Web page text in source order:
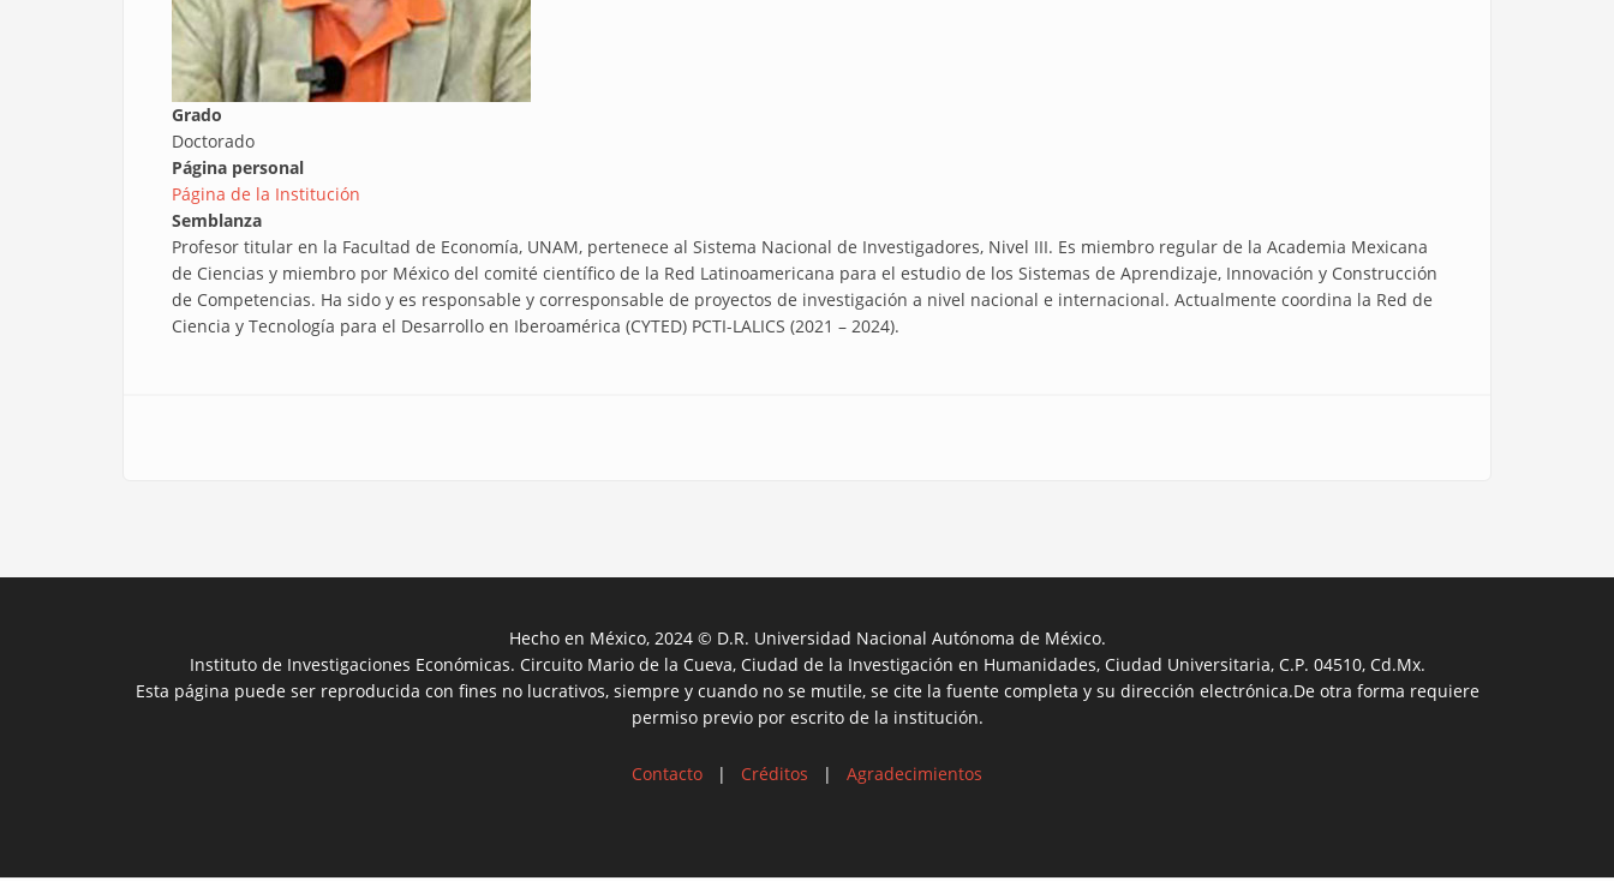
Grado
Doctorado
Página personal
Página de la Institución
Semblanza
Profesor titular en la Facultad de Economía, UNAM, pertenece al Sistema Nacional de Investigadores, Nivel III. Es miembro regular de la Academia Mexicana
de Ciencias y miembro por México del comité científico de la Red Latinoamericana para el estudio de los Sistemas de Aprendizaje, Innovación y Construcción
de Competencias. Ha sido y es responsable y corresponsable de proyectos de investigación a nivel nacional e internacional. Actualmente coordina la Red de
Ciencia y Tecnología para el Desarrollo en Iberoamérica (CYTED) PCTI-LALICS (2021 – 2024).
Hecho en México, 2024 © D.R. Universidad Nacional Autónoma de México.
Instituto de Investigaciones Económicas. Circuito Mario de la Cueva, Ciudad de la Investigación en Humanidades, Ciudad Universitaria, C.P. 04510, Cd.Mx.
Esta página puede ser reproducida con fines no lucrativos, siempre y cuando no se mutile, se cite la fuente completa y su dirección electrónica.De otra forma requiere
permiso previo por escrito de la institución.
Contacto | Créditos | Agradecimientos